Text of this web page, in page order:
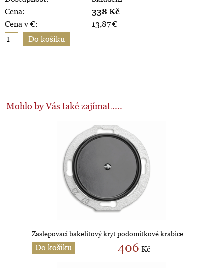
Cena:
338 Kč
Cena v €:
13,87 €
Mohlo by Vás také zajímat.....
Zaslepovací bakelitový kryt podomítkové krabice
Do košíku 406 Kč